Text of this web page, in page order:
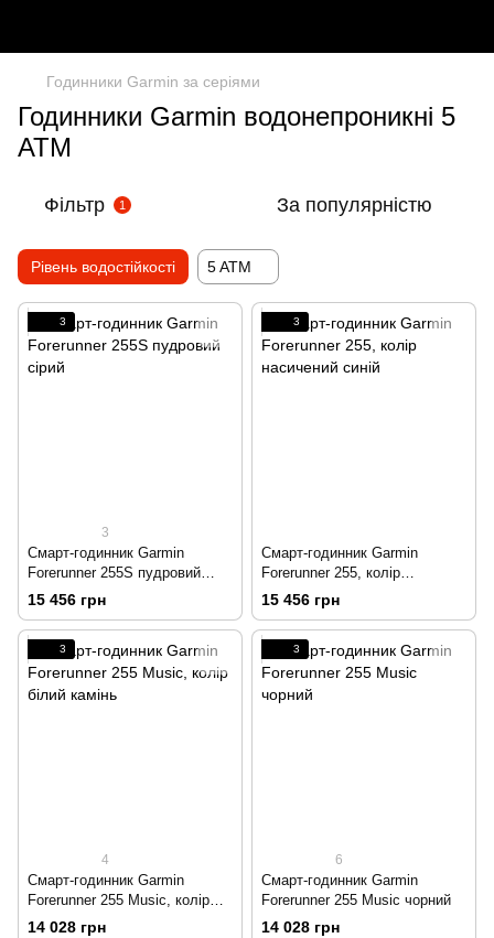
Годинники Garmin за серіями
Годинники Garmin водонепроникні 5
ATM
Фільтр 1 За популярністю
Рівень водостійкості 5 ATM
3
3
Смарт-годинник Garmin
Forerunner 255S пудровий
сірий
15 456 грн
3
Смарт-годинник Garmin
Forerunner 255, колір
насичений синій
15 456 грн
3
4
Смарт-годинник Garmin
Forerunner 255 Music, колір
білий камінь
14 028 грн
3
6
Смарт-годинник Garmin
Forerunner 255 Music чорний
14 028 грн